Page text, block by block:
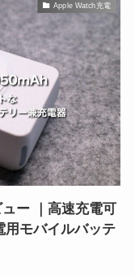
Apple Watch充電
ー ｜高速充電可
モバイルバッテ